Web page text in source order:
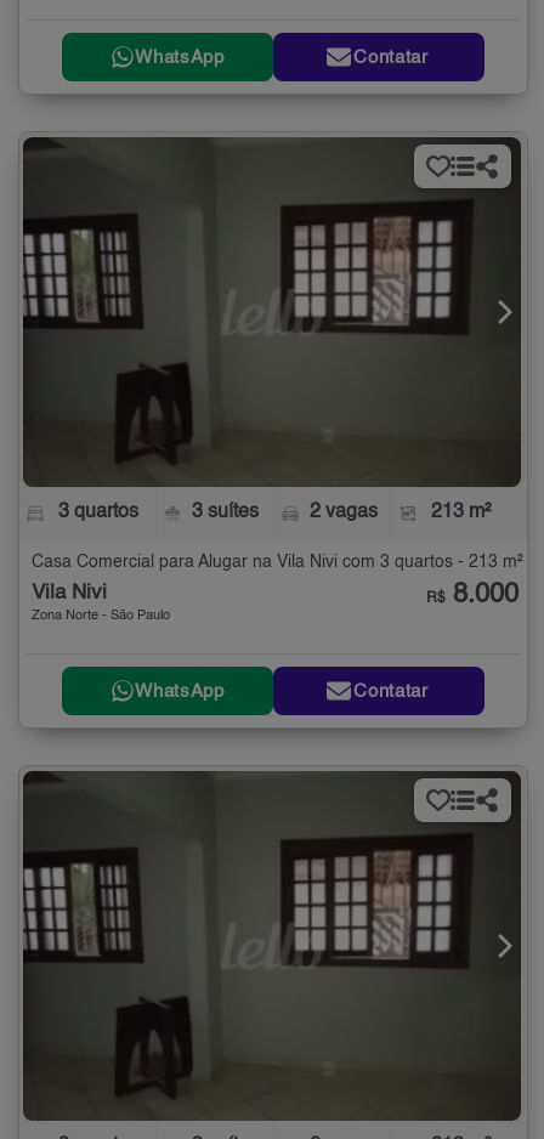
WhatsApp Contatar
3 quartos 3 suítes 2 vagas 213 m²
Casa Comercial para Alugar na Vila Nivi com 3 quartos - 213 m²
Vila Nivi
Zona Norte - São Paulo
R$ 8.000
WhatsApp Contatar